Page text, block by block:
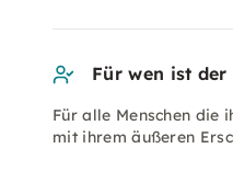
Für wen ist
Für alle Menschen die
mit ihrem äußeren